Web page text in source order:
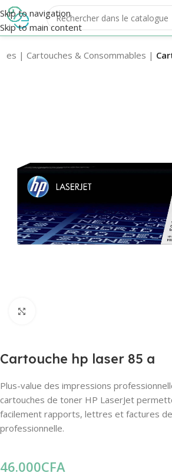
Skip to navigation
Skip to main content
| Cartouches & Consommables |
Cartouche hp laser 85 a
Plus-value des impressions
cartouches de toner HP LaserJet
facilement rapports, lettres et factures
professionnelle.
46.000CFA